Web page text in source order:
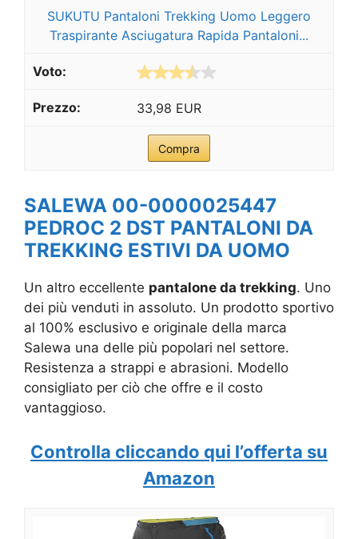
SUKUTU Pantaloni Trekking Uomo Leggero
Traspirante Asciugatura Rapida Pantaloni...
33,98 EUR
Compra
SALEWA 00-0000025447
PEDROC 2 DST PANTALONI DA
TREKKING ESTIVI DA UOMO
Un altro eccellente pantalone da trekking. Uno
dei più venduti in assoluto. Un prodotto sportivo
al 100% esclusivo e originale della marca
Salewa una delle più popolari nel settore.
Resistenza a strappi e abrasioni. Modello
consigliato per ciò che offre e il costo
vantaggioso.
Controlla cliccando qui l’offerta su
Amazon